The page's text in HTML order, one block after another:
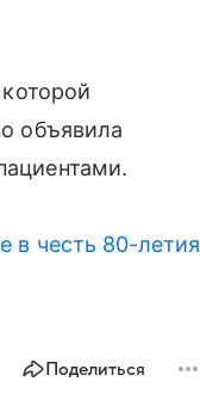
объявила
в честь 80-летия
Поделиться